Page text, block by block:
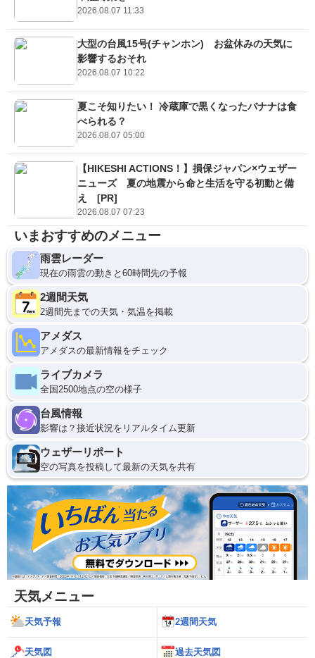
2026.08.07 11:33
大型の台風15号(チャンホン) お盆休みの天気に
影響するおそれ
2026.08.07 10:22
夏こそ知りたい！ 冷蔵庫で黒くなったバナナは食
べられる？
2026.08.07 05:00
【HIKESHI ACTIONS！】損保ジャパン×ウェザー
ニューズ 夏の地震から命と生活を守る初動と備
え [PR]
2026.08.07 07:23
いまおすすめのメニュー
雨雲レーダー
現在の雨雲の動きと60時間先の予報
2週間天気
2週間先までの天気・気温を掲載
アメダス
アメダスの最新情報をチェック
ライブカメラ
全国2500地点の空の様子
台風情報
影響は？接近状況をリアルタイム更新
ウェザーリポート
空の写真を投稿して最新の天気を共有
天気メニュー
天気予報 2週間天気
天気図 過去天気図